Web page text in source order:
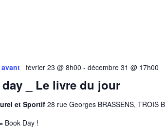
_ Le livre du jour
février 23 @ 8h00 - décembre 31 @ 17h00
et Sportif 28 rue Georges BRASSENS, TROIS
Book Day !